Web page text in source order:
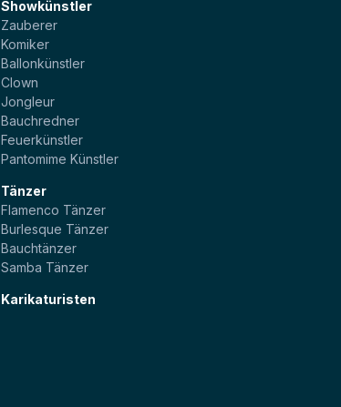
Showkünstler
Zauberer
Komiker
Ballonkünstler
Clown
Jongleur
Bauchredner
Feuerkünstler
Pantomime Künstler
Tänzer
Flamenco Tänzer
Burlesque Tänzer
Bauchtänzer
Samba Tänzer
Karikaturisten